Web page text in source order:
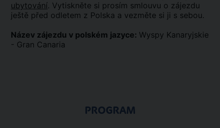
ubytování. Vytiskněte si prosím smlouvu o zájezdu
ještě před odletem z Polska a vezměte si ji s sebou.
Název zájezdu v polském jazyce: Wyspy Kanaryjskie
- Gran Canaria
PROGRAM